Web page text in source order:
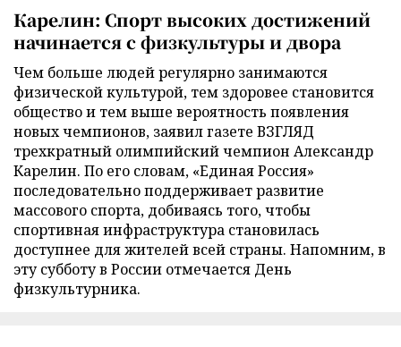
Карелин: Спорт высоких достижений
начинается с физкультуры и двора
Чем больше людей регулярно занимаются
физической культурой, тем здоровее становится
общество и тем выше вероятность появления
новых чемпионов, заявил газете ВЗГЛЯД
трехкратный олимпийский чемпион Александр
Карелин. По его словам, «Единая Россия»
последовательно поддерживает развитие
массового спорта, добиваясь того, чтобы
спортивная инфраструктура становилась
доступнее для жителей всей страны. Напомним, в
эту субботу в России отмечается День
физкультурника.